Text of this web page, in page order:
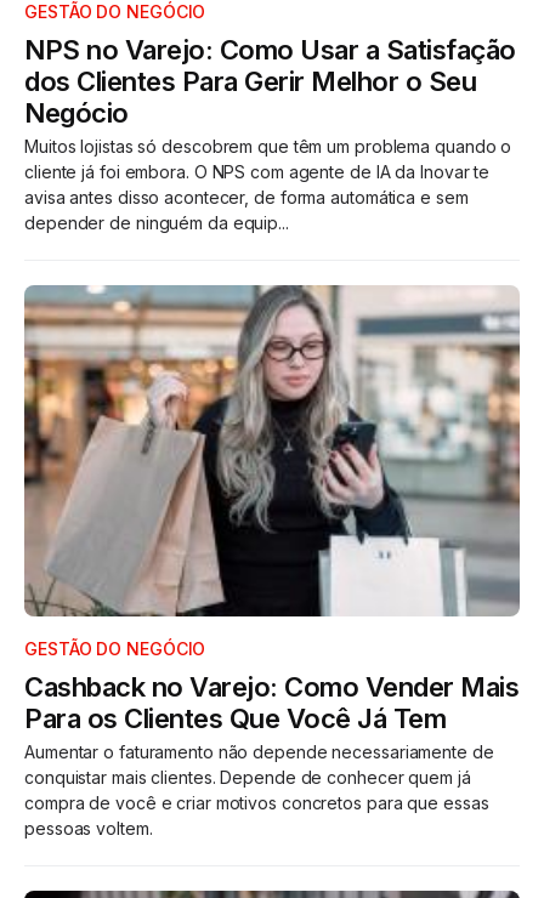
GESTÃO DO NEGÓCIO
NPS no Varejo: Como Usar a Satisfação
dos Clientes Para Gerir Melhor o Seu
Negócio
Muitos lojistas só descobrem que têm um problema quando o
cliente já foi embora. O NPS com agente de IA da Inovar te
avisa antes disso acontecer, de forma automática e sem
depender de ninguém da equip...
GESTÃO DO NEGÓCIO
Cashback no Varejo: Como Vender Mais
Para os Clientes Que Você Já Tem
Aumentar o faturamento não depende necessariamente de
conquistar mais clientes. Depende de conhecer quem já
compra de você e criar motivos concretos para que essas
pessoas voltem.